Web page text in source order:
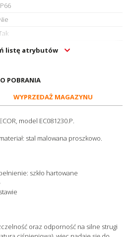
listę atrybutów
POBRANIA
WYPRZEDAŻ MAGAZYNU
model EC081230.P.
stal malowana proszkowo.
szkło hartowane
oraz odporność na silne strugi